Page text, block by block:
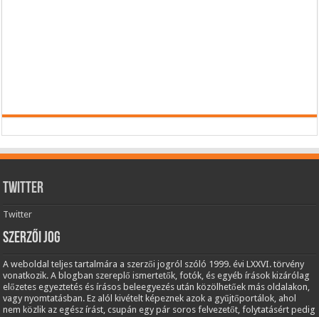
Twitter
Twitter
Szerzői jog
A weboldal teljes tartalmára a szerzői jogról szóló 1999. évi LXXVI. törvény
vonatkozik. A blogban szereplő ismertetők, fotók, és egyéb írások kizárólag
előzetes egyeztetés és írásos beleegyezés után közölhetőek más oldalakon,
vagy nyomtatásban. Ez alól kivételt képeznek azok a gyűjtőportálok, ahol
nem közlik az egész írást, csupán egy pár soros felvezetőt, folytatásért pedig